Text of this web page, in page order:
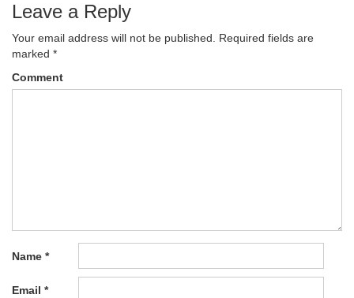
Leave a Reply
Your email address will not be published.
Required fields are
marked *
Comment
Name *
Email *